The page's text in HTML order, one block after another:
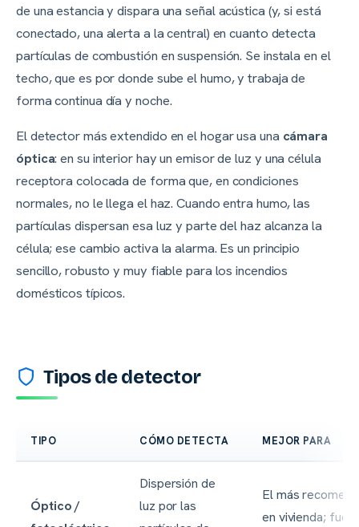
de una estancia y dispara una señal acústica (y, si está
conectado, una alerta a la central) en cuanto detecta
partículas de combustión en suspensión. Se instala en el
techo, que es por donde sube el humo, y trabaja de
forma continua día y noche.
El detector más extendido en el hogar usa una cámara
óptica: en su interior hay un emisor de luz y una célula
receptora colocada de forma que, en condiciones
normales, no le llega el haz. Cuando entra humo, las
partículas dispersan esa luz y parte del haz alcanza la
célula; ese cambio activa la alarma. Es un principio
sencillo, robusto y muy fiable para los incendios
domésticos típicos.
Tipos de detector
TIPO CÓMO DETECTA MEJOR PARA
Óptico /
Dispersión de
luz por las
El más
en vivienda;